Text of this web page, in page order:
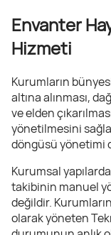
Envanter
Hizmeti
Kurumların
altına alınması,
ve elden
yönetilmesini
döngüsü yönetimi
Kurumsal
takibinin manuel
değildir.
olarak yöneten